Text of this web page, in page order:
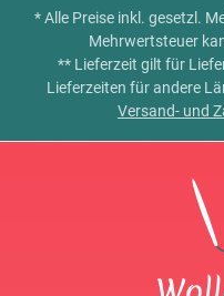
* Alle Preise inkl. gesetzl.
Mehrwertsteuer
** Lieferzeit gilt für
Lieferzeiten für andere
Versand- und